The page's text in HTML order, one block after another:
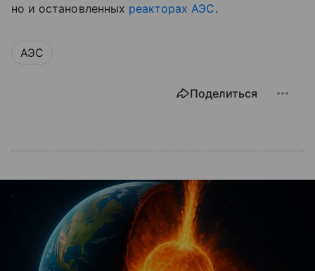
но и остановленных реакторах АЭС.
АЭС
Поделиться